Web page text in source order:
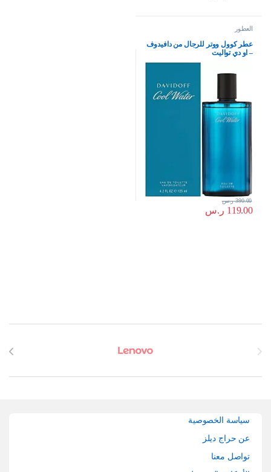
العطور
عطر كوول ووتر للرجال من دافيدوف
– او دي تواليت
119.00 ر.س
390.00 ر.س
سياسة الخصوصية
عن حراج ديلز
تواصل معنا